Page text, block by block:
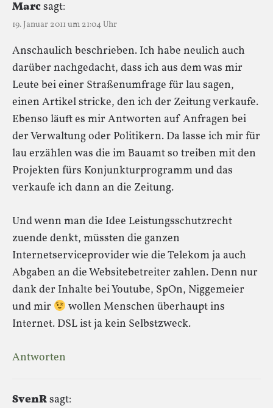
Marcsagt:
19. Januar 2011 um 21:04 Uhr
Anschaulich beschrieben. Ich habe neulich auch
darüber nachgedacht, dass ich aus dem was mir
Leute bei einer Straßenumfrage für lau sagen,
einen Artikel stricke, den ich der Zeitung verkaufe.
Ebenso läuft es mir Antworten auf Anfragen bei
der Verwaltung oder Politikern. Da lasse ich mir für
lau erzählen was die im Bauamt so treiben mit den
Projekten fürs Konjunkturprogramm und das
verkaufe ich dann an die Zeitung.
Und wenn man die Idee Leistungsschutzrecht
zuende denkt, müssten die ganzen
Internetserviceprovider wie die Telekom ja auch
Abgaben an die Websitebetreiter zahlen. Denn nur
dank der Inhalte bei Youtube, SpOn, Niggemeier
und mir
wollen Menschen überhaupt ins
Internet. DSL ist ja kein Selbstzweck.
Antworten
SvenRsagt: